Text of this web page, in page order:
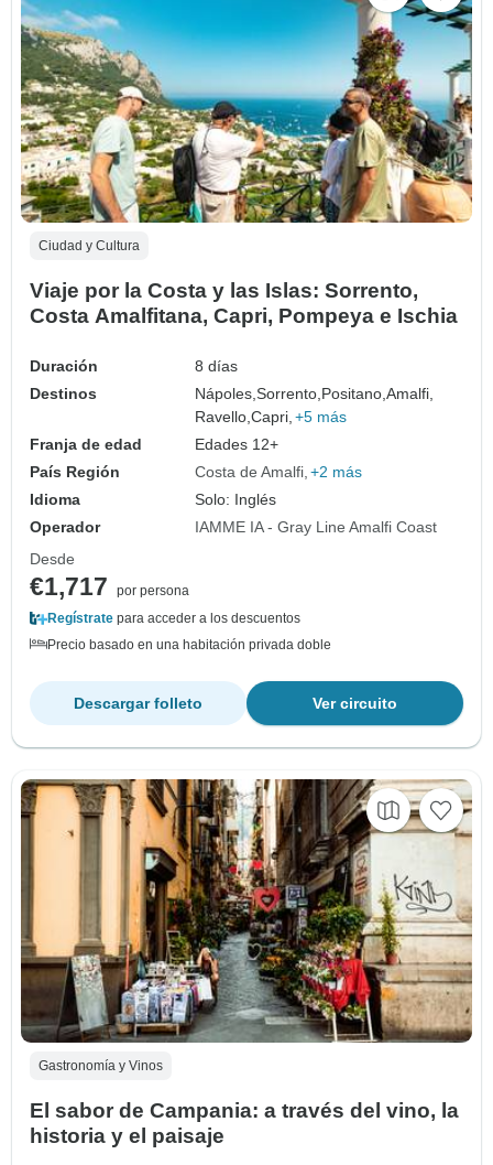
Ciudad y Cultura
Viaje por la Costa y las Islas: Sorrento,
Costa Amalfitana, Capri, Pompeya e Ischia
Duración
8 días
Destinos
Nápoles,Sorrento,Positano,Amalfi,
Ravello,Capri, +5 más
Franja de edad
Edades 12+
País Región
Costa de Amalfi +2 más
Idioma
Solo: Inglés
Operador
IAMME IA - Gray Line Amalfi Coast
Desde
€1,717
por persona
Regístrate para acceder a los descuentos
Precio basado en una habitación privada doble
Ver circuito
Descargar folleto
Gastronomía y Vinos
El sabor de Campania: a través del vino, la
historia y el paisaje